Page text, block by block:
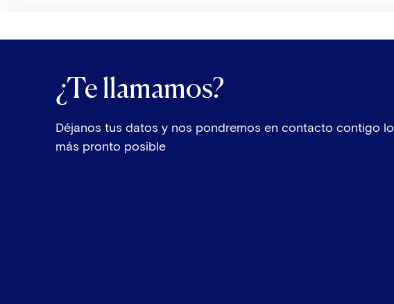
¿Te llamamos?
Déjanos tus datos y nos pondremos en contacto contigo lo
más pronto posible